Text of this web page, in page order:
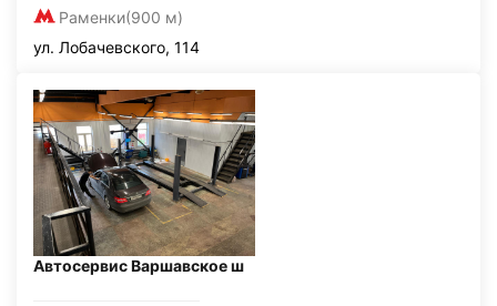
Раменки(900 м)
ул. Лобачевского, 114
Автосервис Варшавское ш